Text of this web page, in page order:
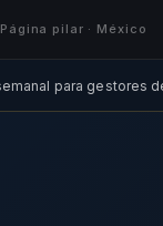
Página pilar · México
para gestores